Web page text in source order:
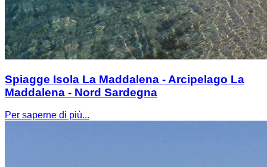
Spiagge Isola La Maddalena - Arcipelago La
Maddalena - Nord Sardegna
Per saperne di più...